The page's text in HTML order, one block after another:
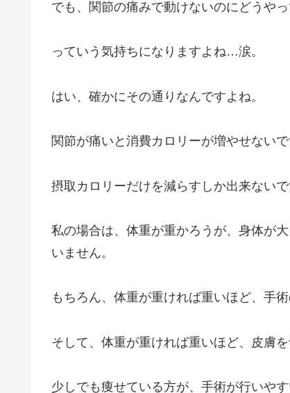
でも、関節の痛みで動けないのにどうや
っていう気持ちになりますよね…涙。
はい、確かにその通りなんですよね。
関節が痛いと消費カロリーが増やせないで
摂取カロリーだけを減らすしか出来ないで
私の場合は、体重が重かろうが、身体が
いません。
もちろん、体重が重ければ重いほど、手
そして、体重が重ければ重いほど、皮膚
少しでも痩せている方が、手術が行いや